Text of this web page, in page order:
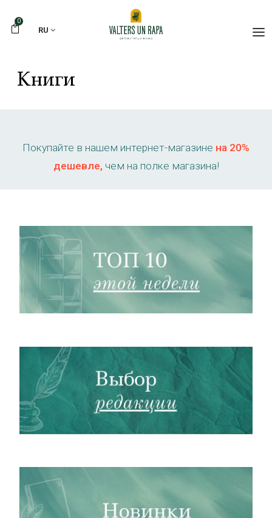
0
RU
Книги
Покупайте в нашем интернет-магазине на 20%
дешевле, чем на полке магазина!